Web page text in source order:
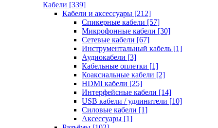
Кабели [339]
Кабели и аксессуары [212]
Спикерные кабели [57]
Микрофонные кабели [30]
Сетевые кабели [67]
Инструментальный кабель [1]
Аудиокабели [3]
Кабельные оплетки [1]
Коаксиальные кабели [2]
HDMI кабели [25]
Интерфейсные кабели [14]
USB кабели / удлинители [10]
Силовые кабели [1]
Аксессуары [1]